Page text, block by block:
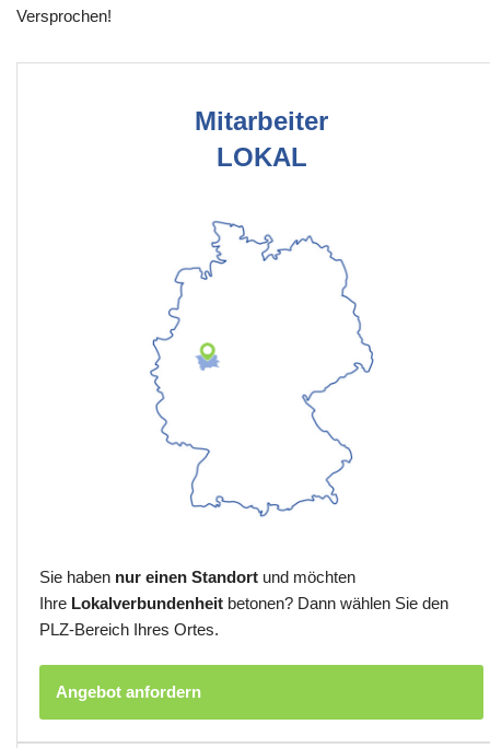
Versprochen!
Mitarbeiter
LOKAL
Sie haben nur einen Standort und möchten
Ihre Lokalverbundenheit betonen? Dann wählen Sie den
PLZ-Bereich Ihres Ortes.
Angebot anfordern